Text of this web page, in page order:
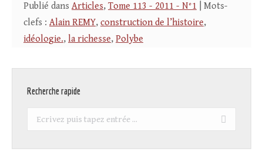
Publié dans Articles, Tome 113 - 2011 - N°1 | Mots-
clefs : Alain REMY, construction de l’histoire,
idéologie., la richesse, Polybe
Recherche rapide
Recherche